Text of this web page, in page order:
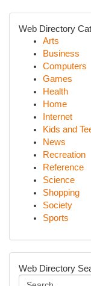
Web Directory
Arts
Business
Computers
Games
Health
Home
Internet
Kids and
News
Recreation
Reference
Science
Shopping
Society
Sports
Web Directory